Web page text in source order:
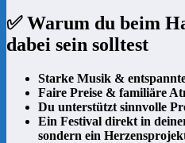
✅ Warum du beim
dabei sein solltest
Starke Musik &
Faire Preise & familiäre
Du unterstützt sinnvolle
Ein Festival direkt in
sondern ein